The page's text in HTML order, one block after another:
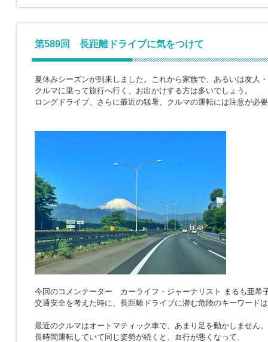
第589回 長距離ドライブに気をつけて
夏休みシーズンが到来しました。これから家族で、あるいは友人
クルマに乗って旅行へ行く、お出かけする方は多いでしょう。
ロングドライブ、さらに最近の猛暑、クルマの運転には注意が必
今回のコメンテーター カーライフ・ジャーナリスト まるも亜希
交通安全を考えた時に、長距離ドライブに潜む危険のキーワード
最近のクルマはオートマティック車で、あまり足を動かしません。
長時間運転していて同じ姿勢が続くと、血行が悪くなって、